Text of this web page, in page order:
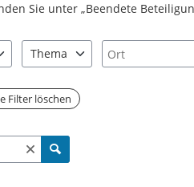
Sie unter „Beendete
Thema
Ort
Filter löschen